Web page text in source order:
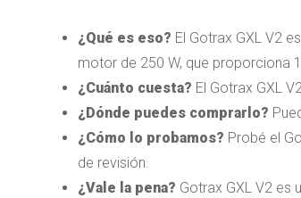
¿Qué es eso? El Gotrax GXL V2
motor de 250 W, que proporciona
¿Cuánto cuesta? El Gotrax GXL
¿Dónde puedes comprarlo?
¿Cómo lo probamos? Probé el
de revisión.
¿Vale la pena? Gotrax GXL V2 es